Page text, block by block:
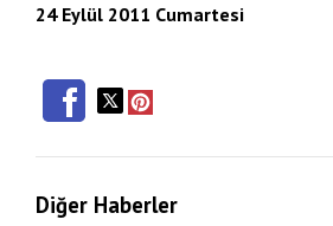
24 Eylül 2011 Cumartesi
Diğer Haberler